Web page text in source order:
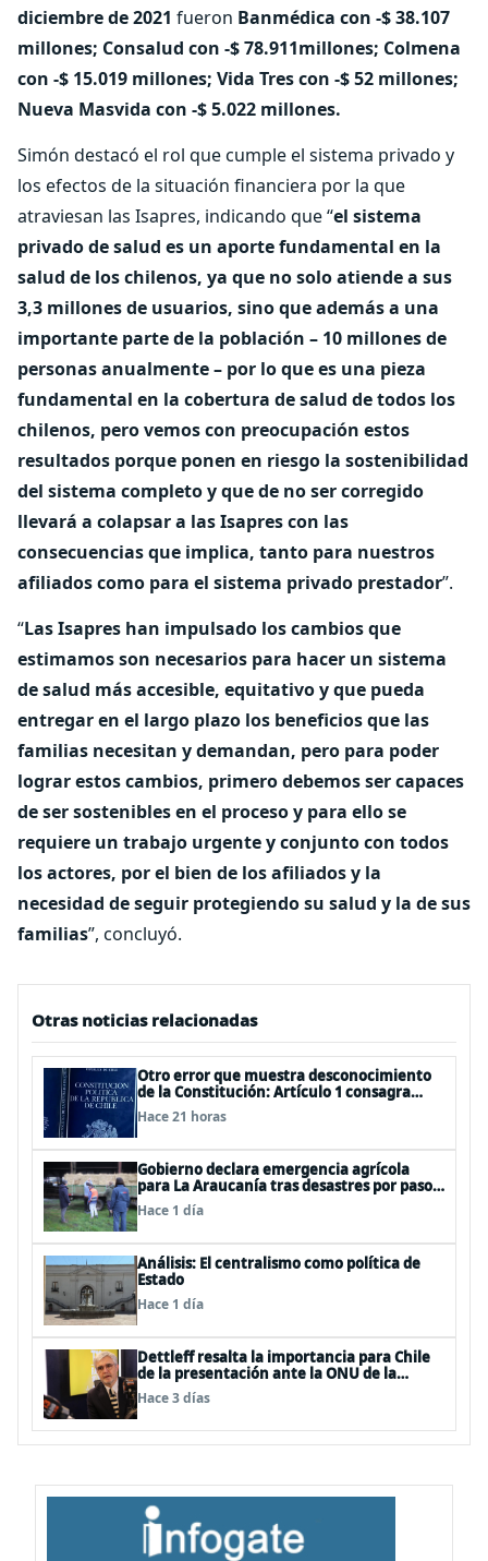
diciembre de 2021 fueron Banmédica con -$ 38.107
millones; Consalud con -$ 78.911millones; Colmena
con -$ 15.019 millones; Vida Tres con -$ 52 millones;
Nueva Masvida con -$ 5.022 millones.
Simón destacó el rol que cumple el sistema privado y
los efectos de la situación financiera por la que
atraviesan las Isapres, indicando que “el sistema
privado de salud es un aporte fundamental en la
salud de los chilenos, ya que no solo atiende a sus
3,3 millones de usuarios, sino que además a una
importante parte de la población – 10 millones de
personas anualmente – por lo que es una pieza
fundamental en la cobertura de salud de todos los
chilenos, pero vemos con preocupación estos
resultados porque ponen en riesgo la sostenibilidad
del sistema completo y que de no ser corregido
llevará a colapsar a las Isapres con las
consecuencias que implica, tanto para nuestros
afiliados como para el sistema privado prestador”.
“Las Isapres han impulsado los cambios que
estimamos son necesarios para hacer un sistema
de salud más accesible, equitativo y que pueda
entregar en el largo plazo los beneficios que las
familias necesitan y demandan, pero para poder
lograr estos cambios, primero debemos ser capaces
de ser sostenibles en el proceso y para ello se
requiere un trabajo urgente y conjunto con todos
los actores, por el bien de los afiliados y la
necesidad de seguir protegiendo su salud y la de sus
familias”, concluyó.
Otras noticias relacionadas
Otro error que muestra desconocimiento
de la Constitución: Artículo 1 consagra
resguardar la seguridad nacional y
proteger a los ciudadanos
Hace 21 horas
Gobierno declara emergencia agrícola
para La Araucanía tras desastres por pasos
de sistemas frontales
Hace 1 día
Análisis: El centralismo como política de
Estado
Hace 1 día
Dettleff resalta la importancia para Chile
de la presentación ante la ONU de la
Plataforma Continental Extendida del
Archipiélago Juan Fernández
Hace 3 días